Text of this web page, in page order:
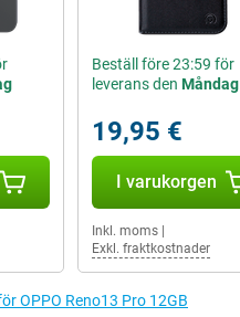
Beställ före 23:59 för
leverans den Måndag
19,95 €
I varukorgen
Inkl. moms|
Exkl. fraktkostnader
OPPO Reno13 Pro 12GB